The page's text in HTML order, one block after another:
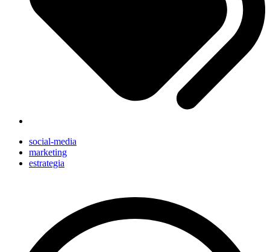
social-media
marketing
estrategia